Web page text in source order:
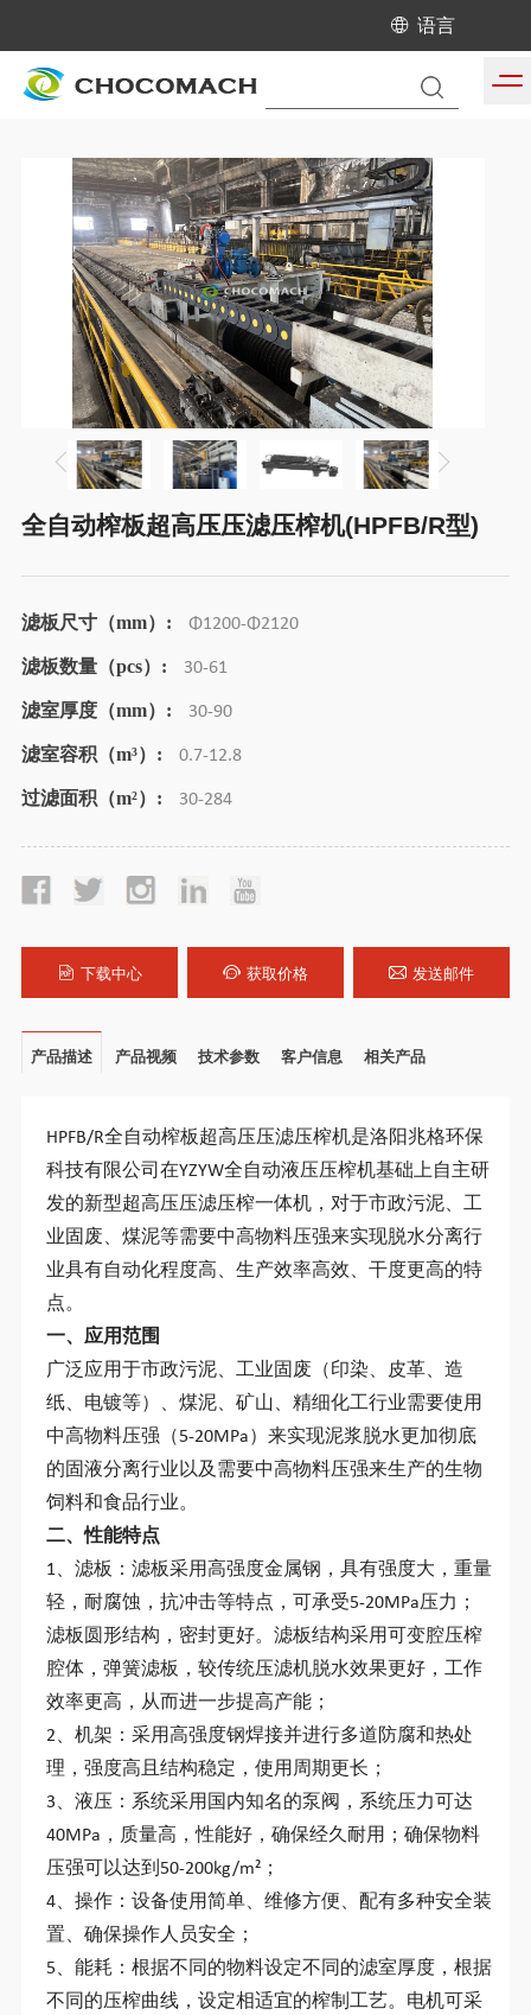
语言
当前位置: 首页/产品中心 超高压压滤压榨机
全自动榨板超高压压滤压榨机(HPFB/R型)
滤板尺寸（mm）: Φ1200-Φ2120
滤板数量（pcs）: 30-61
滤室厚度（mm）: 30-90
滤室容积（m³）: 0.7-12.8
过滤面积（m²）: 30-284
下载中心 获取价格 发送邮件
产品描述 产品视频 技术参数 客户信息 相关产品
HPFB/R全自动榨板超高压压滤压榨机是洛阳兆格环保
科技有限公司在YZYW全自动液压压榨机基础上自主研
发的新型超高压压滤压榨一体机，对于市政污泥、工
业固废、煤泥等需要中高物料压强来实现脱水分离行
业具有自动化程度高、生产效率高效、干度更高的特
点。
一、应用范围
广泛应用于市政污泥、工业固废（印染、皮革、造
纸、电镀等）、煤泥、矿山、精细化工行业需要使用
中高物料压强（5-20MPa）来实现泥浆脱水更加彻底
的固液分离行业以及需要中高物料压强来生产的生物
饲料和食品行业。
二、性能特点
1、滤板：滤板采用高强度金属钢，具有强度大，重量
轻，耐腐蚀，抗冲击等特点，可承受5-20MPa压力；
滤板圆形结构，密封更好。滤板结构采用可变腔压榨
腔体，弹簧滤板，较传统压滤机脱水效果更好，工作
效率更高，从而进一步提高产能；
2、机架：采用高强度钢焊接并进行多道防腐和热处
理，强度高且结构稳定，使用周期更长；
3、液压：系统采用国内知名的泵阀，系统压力可达
40MPa，质量高，性能好，确保经久耐用；确保物料
压强可以达到50-200kg/m²；
4、操作：设备使用简单、维修方便、配有多种安全装
置、确保操作人员安全；
5、能耗：根据不同的物料设定不同的滤室厚度，根据
不同的压榨曲线，设定相适宜的榨制工艺。电机可采